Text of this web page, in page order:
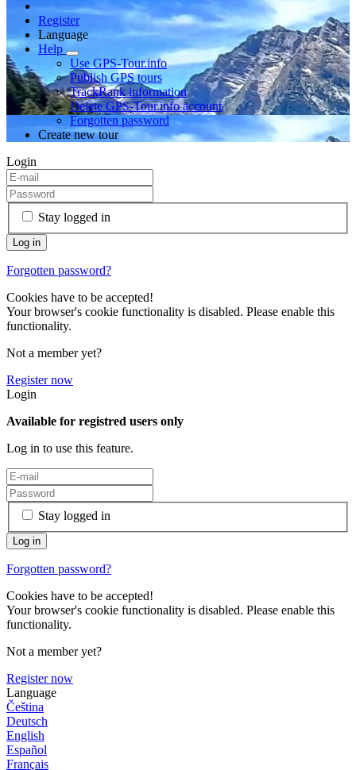
Register
Language
Help
Use GPS-Tour.info
Publish GPS tours
TrackRank information
Delete GPS-Tour.info account
Forgotten password
Create new tour
Login
Stay logged in
Forgotten password?
Cookies have to be accepted!
Your browser's cookie functionality is disabled. Please enable this
functionality.
Not a member yet?
Register now
Login
Available for registred users only
Log in to use this feature.
Stay logged in
Forgotten password?
Cookies have to be accepted!
Your browser's cookie functionality is disabled. Please enable this
functionality.
Not a member yet?
Register now
Language
Čeština
Deutsch
English
Español
Français